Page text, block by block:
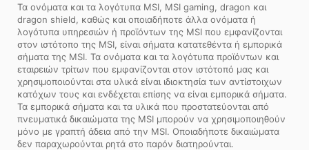
Τα ονόματα και τα λογότυπα MSI, MSI gaming, dragon και
dragon shield, καθώς και οποιαδήποτε άλλα ονόματα ή
λογότυπα υπηρεσιών ή προϊόντων της MSI που εμφανίζονται
στον ιστότοπο της MSI, είναι σήματα κατατεθέντα ή εμπορικά
σήματα της MSI. Τα ονόματα και τα λογότυπα προϊόντων και
εταιρειών τρίτων που εμφανίζονται στον ιστότοπό μας και
χρησιμοποιούνται στα υλικά είναι ιδιοκτησία των αντίστοιχων
κατόχων τους και ενδέχεται επίσης να είναι εμπορικά σήματα.
Τα εμπορικά σήματα και τα υλικά που προστατεύονται από
πνευματικά δικαιώματα της MSI μπορούν να χρησιμοποιηθούν
μόνο με γραπτή άδεια από την MSI. Οποιαδήποτε δικαιώματα
δεν παραχωρούνται ρητά στο παρόν διατηρούνται.